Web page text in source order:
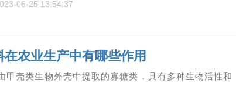
06-25 13:54:37
在农业生产中有哪些作用
甲壳类生物外壳中提取的寡糖类，具有多种生物活性和